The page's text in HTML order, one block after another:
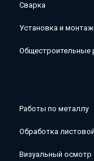
Сварка
Установка и монтаж
Общестроительные
Работы по металлу
Обработка
Визуальный осмотр